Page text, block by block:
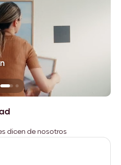
dicen de nosotros